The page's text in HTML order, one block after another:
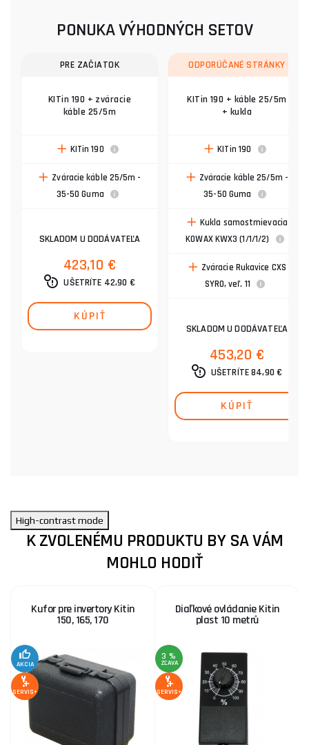
PONUKA VÝHODNÝCH SETOV
PRE ZAČIATOK
KITin 190 + zváracie
káble 25/5m
KITin 190
Zváracie káble 25/5m -
35-50 Guma
SKLADOM U DODÁVATEĽA
423,10 €
UŠETRÍTE 42,90 €
KÚPIŤ
ODPORÚČANÉ STRÁNKY
KITin 190 + káble 25/5m
+ kukla
KITin 190
Zváracie káble 25/5m -
35-50 Guma
Kukla samostmievacia
KOWAX KWX3 (1/1/1/2)
Zváracie Rukavice CXS
SYRO, veľ. 11
SKLADOM U DODÁVATEĽA
453,20 €
UŠETRÍTE 84,90 €
KÚPIŤ
High-contrast mode
K ZVOLENÉMU PRODUKTU BY SA VÁM
MOHLO HODIŤ
Kufor pre invertory Kitin
150, 165, 170
AKCIA
SERVIS+
Diaľkové ovládanie Kitin
plast 10 metrů
3 %
ZĽAVA
SERVIS+